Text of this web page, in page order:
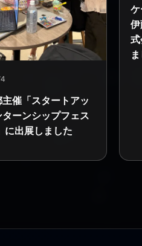
催「スタートアッ
ーンシップフェス
に出展しました